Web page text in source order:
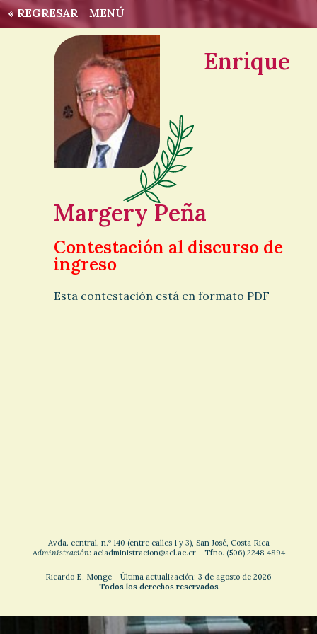
« REGRESAR MENÚ
Enrique
Margery Peña
Contestación al discurso de
ingreso
Esta contestación está en formato PDF
Avda. central, n.º 140 (entre calles 1 y 3), San José, Costa Rica
Administración: acladministracion@acl.ac.cr Tfno. (506) 2248 4894
Ricardo E. Monge Última actualización: 3 de agosto de 2026
Todos los derechos reservados